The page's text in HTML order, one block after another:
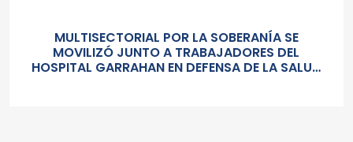
MULTISECTORIAL POR LA SOBERANÍA SE
MOVILIZÓ JUNTO A TRABAJADORES DEL
HOSPITAL GARRAHAN EN DEFENSA DE LA SALUD